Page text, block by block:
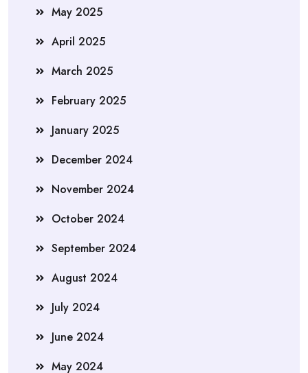
May 2025
April 2025
March 2025
February 2025
January 2025
December 2024
November 2024
October 2024
September 2024
August 2024
July 2024
June 2024
May 2024